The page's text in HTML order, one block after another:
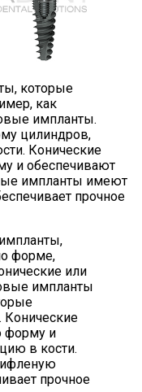
которые
как
импланты.
цилиндров,
Конические
и обеспечивают
импланты имеют
прочное